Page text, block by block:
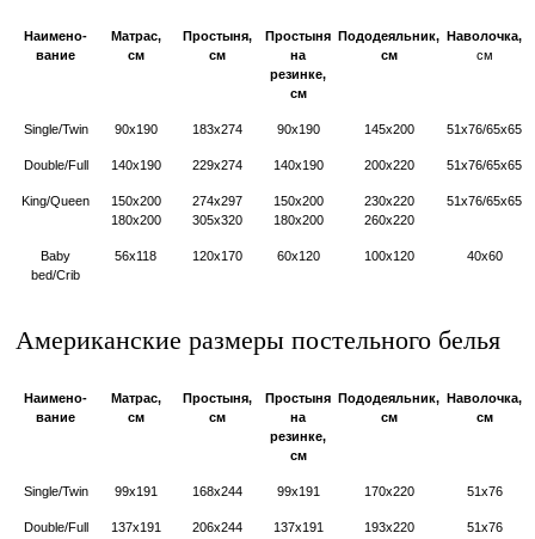
Наимено-
вание
Матрас,
см
Простыня,
см
Простыня
на
резинке,
см
Пододеяльник,
см
Наволочка,
см
Single/Twin 90х190 183х274 90х190 145х200 51х76/65х65
Double/Full 140х190 229х274 140х190 200х220 51х76/65х65
King/Queen
150х200
180х200
274х297
305х320
150х200
180х200
230х220
260х220
51х76/65х65
Baby
bed/Crib
56х118 120х170 60х120 100х120 40х60
Американские размеры постельного белья
Наимено-
вание
Матрас,
см
Простыня,
см
Простыня
на
резинке,
см
Пододеяльник,
см
Наволочка,
см
Single/Twin 99x191 168x244 99x191 170x220 51x76
Double/Full 137x191 206x244 137x191 193x220 51x76